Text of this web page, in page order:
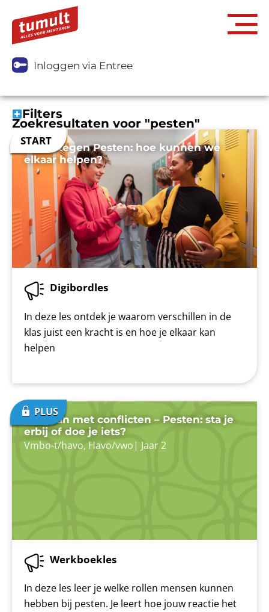
Inloggen via Entree
Filters
Zoekresultaten voor "pesten"
Week tegen Pesten: hoe kunnen we
elkaar helpen?
Digibordles
In deze les ontdek je waarom verschillen in de
klas juist een kracht is en hoe je elkaar kan
helpen
Omgaan met conflicten – Pesten: sta je
erbij of doe je iets?
Vmbo-t/havo, Havo/vwo| Jaar 2
Werkboekles
In deze les leer je welke rollen mensen kunnen
hebben bij pesten. Je leert hoe jouw reactie het